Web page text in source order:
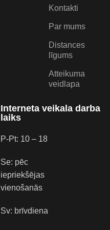
Kontakti
Par mums
Distances
līgums
Atteikuma
veidlapa
Interneta veikala darba
laiks
P-Pt: 10 – 18
Se: pēc
iepriekšējas
vienošanās
Sv: brīvdiena